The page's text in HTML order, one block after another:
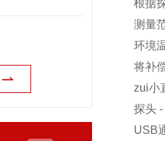
根据
测量
环境
将补
zui小
探头
USB